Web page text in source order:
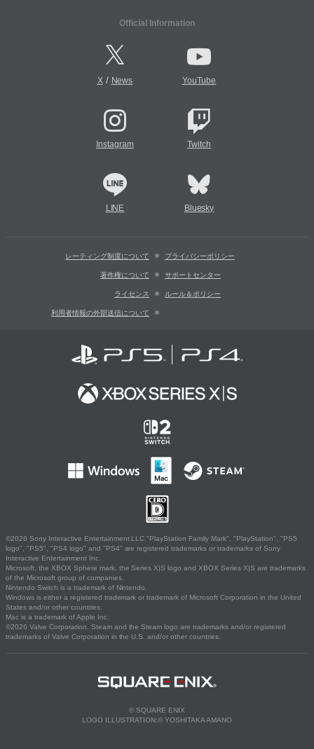
Official Information
X/ News YouTube
Instagram Twitch
LINE Bluesky
レーティング制度について プライバシーポリシー
著作権について サポートセンター
ライセンス ルール＆ポリシー
利用者情報の外部送信について
©2026 Sony Interactive Entertainment LLC."PlayStation Family Mark", "PlayStation", "PS5
logo", "PS5", "PS4 logo" and "PS4" are registered trademarks or trademarks of Sony
Interactive Entertainment Inc.
Microsoft, the XBOX Sphere mark, the Series X|S logo and XBOX Series X|S are trademarks
of the Microsoft group of companies.
Nintendo Switch is a trademark of Nintendo.
Windows is either a registered trademark or trademark of Microsoft Corporation in the United
States and/or other countries.
Mac is a trademark of Apple Inc.
©2026 Valve Corporation. Steam and the Steam logo are trademarks and/or registered
trademarks of Valve Corporation in the U.S. and/or other countries.
© SQUARE ENIX
LOGO ILLUSTRATION:© YOSHITAKA AMANO